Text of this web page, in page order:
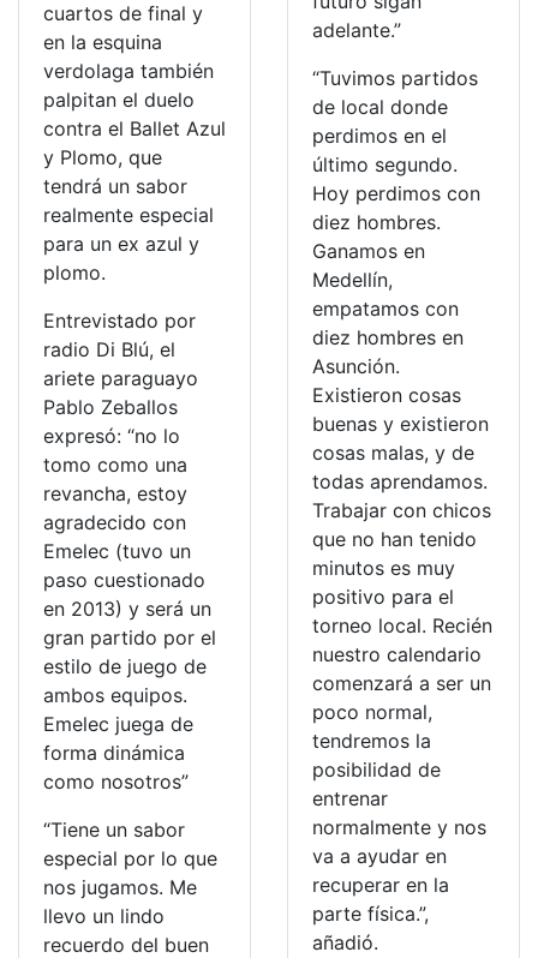
cuartos de final y
en la esquina
verdolaga también
palpitan el duelo
contra el Ballet Azul
y Plomo, que
tendrá un sabor
realmente especial
para un ex azul y
plomo.
Entrevistado por
radio Di Blú, el
ariete paraguayo
Pablo Zeballos
expresó: “no lo
tomo como una
revancha, estoy
agradecido con
Emelec (tuvo un
paso cuestionado
en 2013) y será un
gran partido por el
estilo de juego de
ambos equipos.
Emelec juega de
forma dinámica
como nosotros”
“Tiene un sabor
especial por lo que
nos jugamos. Me
llevo un lindo
recuerdo del buen
adelante.”
“Tuvimos partidos
de local donde
perdimos en el
último segundo.
Hoy perdimos con
diez hombres.
Ganamos en
Medellín,
empatamos con
diez hombres en
Asunción.
Existieron cosas
buenas y existieron
cosas malas, y de
todas aprendamos.
Trabajar con chicos
que no han tenido
minutos es muy
positivo para el
torneo local. Recién
nuestro calendario
comenzará a ser un
poco normal,
tendremos la
posibilidad de
entrenar
normalmente y nos
va a ayudar en
recuperar en la
parte física.”,
añadió.